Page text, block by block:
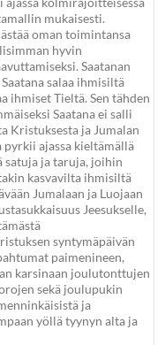
mukaisesti.
oman toimintansa
hyvin
Saatanan
salaa ihmisiltä
ihmiset Tieltä. Sen tähden
Saatana ei salli
Kristuksesta ja Jumalan
pyrkii ajassa kieltämällä
satuja ja taruja, joihin
kasvavilta ihmisiltä
Jumalaan ja Luojaan
Jeesukselle,
syntymäpäivän
paimenineen,
karsinaan joulutonttujen
sekä joulupukin
ja
yöllä tyynyn alta ja